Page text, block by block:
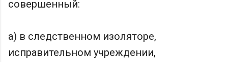
совершенный:
а) в следственном изоляторе,
исправительном учреждении,